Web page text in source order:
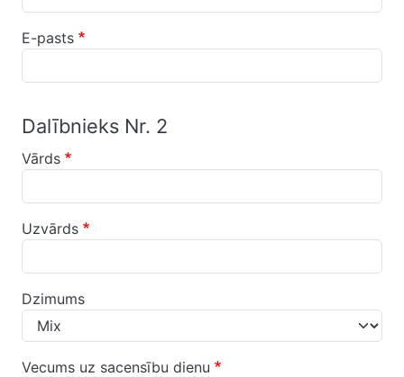
E-pasts
Dalībnieks Nr. 2
Vārds
Uzvārds
Dzimums
Vecums uz sacensību dienu